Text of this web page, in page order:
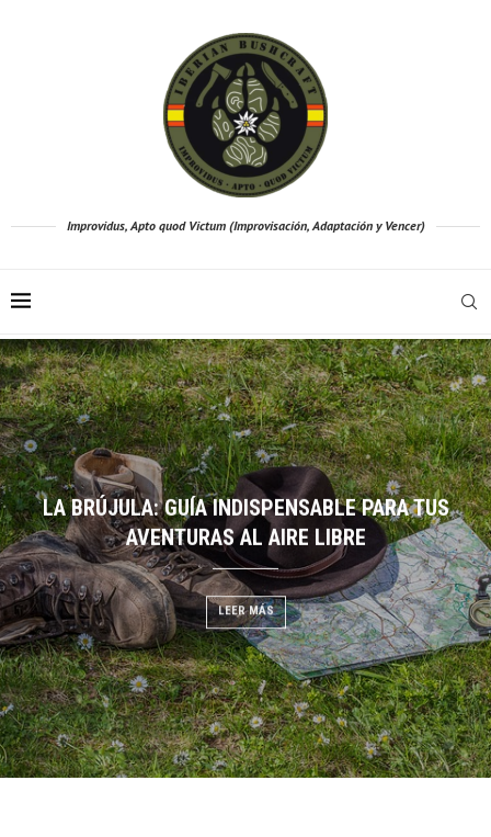
Improvidus, Apto quod Victum (Improvisación, Adaptación y Vencer)
GUÍA DE BUSHCRAFT
MÁS
LA BRÚJULA: GUÍA INDISPENSABLE PARA TUS
AVENTURAS AL AIRE LIBRE
LEER MÁS
DESCIFRANDO EL
NUBES PARA